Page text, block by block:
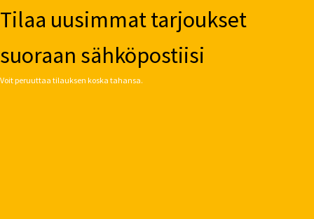
Tilaa uusimmat tarjoukset
suoraan sähköpostiisi
Voit peruuttaa tilauksen koska tahansa.